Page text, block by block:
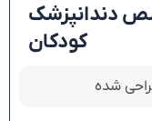
دندانپزشک
کودکان
شده